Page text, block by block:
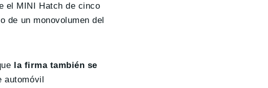
el MINI Hatch de cinco
de un monovolumen del
la firma también se
automóvil